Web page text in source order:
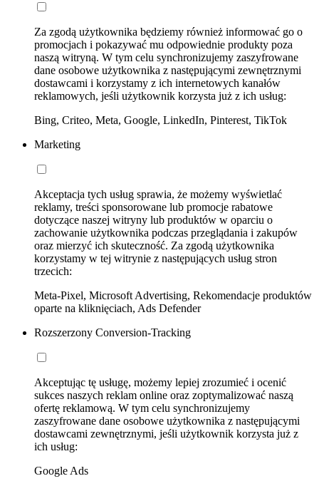
Za zgodą użytkownika będziemy również informować go o
promocjach i pokazywać mu odpowiednie produkty poza
naszą witryną. W tym celu synchronizujemy zaszyfrowane
dane osobowe użytkownika z następującymi zewnętrznymi
dostawcami i korzystamy z ich internetowych kanałów
reklamowych, jeśli użytkownik korzysta już z ich usług:
Bing, Criteo, Meta, Google, LinkedIn, Pinterest, TikTok
Marketing
Akceptacja tych usług sprawia, że możemy wyświetlać
reklamy, treści sponsorowane lub promocje rabatowe
dotyczące naszej witryny lub produktów w oparciu o
zachowanie użytkownika podczas przeglądania i zakupów
oraz mierzyć ich skuteczność. Za zgodą użytkownika
korzystamy w tej witrynie z następujących usług stron
trzecich:
Meta-Pixel, Microsoft Advertising, Rekomendacje produktów
oparte na kliknięciach, Ads Defender
Rozszerzony Conversion-Tracking
Akceptując tę usługę, możemy lepiej zrozumieć i ocenić
sukces naszych reklam online oraz zoptymalizować naszą
ofertę reklamową. W tym celu synchronizujemy
zaszyfrowane dane osobowe użytkownika z następującymi
dostawcami zewnętrznymi, jeśli użytkownik korzysta już z
ich usług:
Google Ads